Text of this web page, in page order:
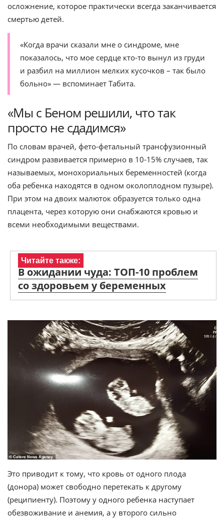
осложнение, которое практически всегда заканчивается
смертью детей.
«Когда врачи сказали мне о синдроме, мне
показалось, что мое сердце кто-то вынул из груди
и разбил на миллион мелких кусочков – так было
больно» — вспоминает Табита.
«Мы с Беном решили, что так
просто не сдадимся»
По словам врачей, фето-фетальный трансфузионный
синдром развивается примерно в 10-15% случаев, так
называемых, монохориальных беременностей (когда
оба ребенка находятся в одном околоплодном пузыре).
При этом на двоих малюток образуется только одна
плацента, через которую они снабжаются кровью и
всеми необходимыми веществами.
Читайте также:
В ожидании чуда: ТОП-10 проблем
со здоровьем у беременных
Это приводит к тому, что кровь от одного плода
(донора) может свободно перетекать к другому
(реципиенту). Поэтому у одного ребенка наступает
обезвоживание и анемия, а у второго сильно